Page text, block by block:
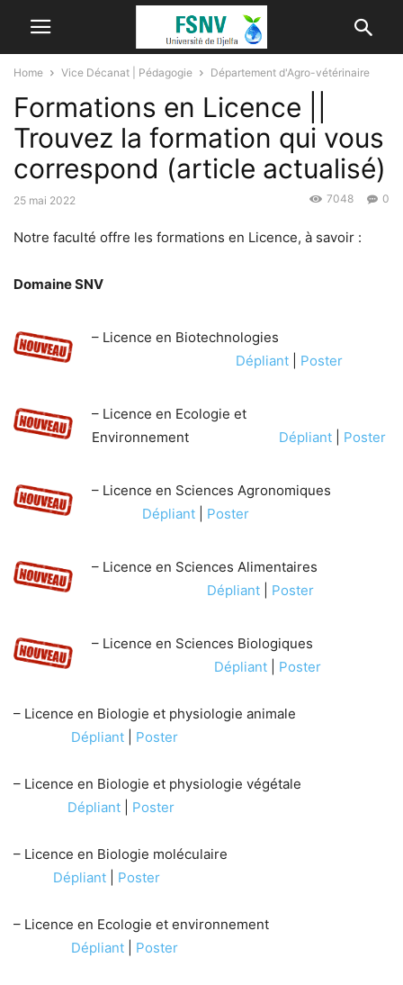
Home Vice Décanat | Pédagogie Département d'Agro-vétérinaire
Formations en Licence ||
Trouvez la formation qui vous
correspond (article actualisé)
25 mai 2022 0
7048
Notre faculté offre les formations en Licence, à savoir :
Domaine SNV
– Licence en Biotechnologies
Dépliant
Poster
– Licence en Ecologie et
Environnement Dépliant Poster
– Licence en Sciences Agronomiques
Dépliant
Poster
– Licence en Sciences Alimentaires
Dépliant
Poster
– Licence en Sciences Biologiques
Dépliant
Poster
– Licence en Biologie et physiologie animale
Dépliant
Poster
– Licence en Biologie et physiologie végétale
Dépliant
Poster
– Licence en Biologie moléculaire
Dépliant
Poster
– Licence en Ecologie et environnement
Dépliant
Poster